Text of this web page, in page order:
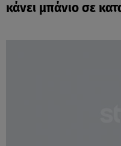
κάνει μπάνιο σε